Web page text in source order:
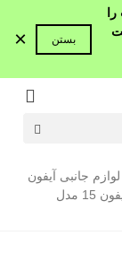
بستن ×
لوازم جانبی آیفون
قاب یانگ کیت ایفون 15 مدل